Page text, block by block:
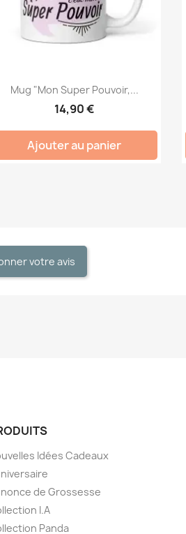
Mug "Mon Super Pouvoir,...
14,90 €
Ajouter au panier
votre avis
Idées Cadeaux
de Grossesse
I.A
Panda